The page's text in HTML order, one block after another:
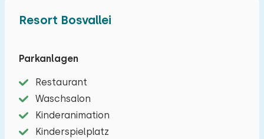
Das Wohnzimmer hat eine Sitz- und Essecke mit
Kühlschrank mit Gefrierfach und eine Nespresso.
Es gibt ein Schlafzimmer mit zwei Einzelbetten
und ein Schlafzimmer mit einem Etagenbett und
einem Einzelbett. Das Badezimmer hat eine
Dusche, Waschbecken und Toilette. Draußen gibt
Resort Bosvallei
Parkanlagen
Restaurant
Waschsalon
Kinderanimation
Kinderspielplatz